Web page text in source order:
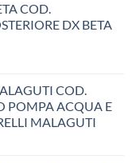
COD.
DX BETA
COD.
POMPA ACQUA E
MALAGUTI